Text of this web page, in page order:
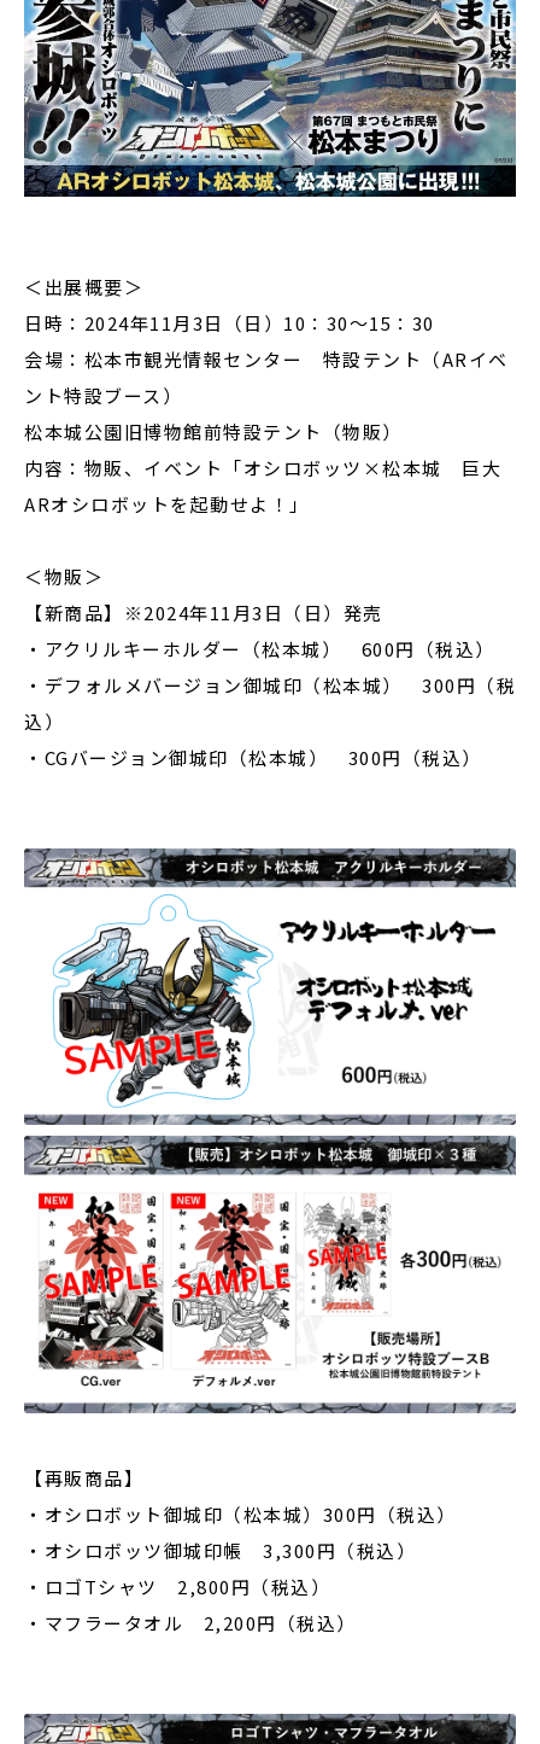
＜出展概要＞
日時：2024年11月3日（日）10：30～15：30
会場：松本市観光情報センター 特設テント（ARイベ
ント特設ブース）
松本城公園旧博物館前特設テント（物販）
内容：物販、イベント「オシロボッツ×松本城 巨大
ARオシロボットを起動せよ！」
＜物販＞
【新商品】※2024年11月3日（日）発売
・アクリルキーホルダー（松本城） 600円（税込）
・デフォルメバージョン御城印（松本城） 300円（税
込）
・CGバージョン御城印（松本城） 300円（税込）
【再販商品】
・オシロボット御城印（松本城）300円（税込）
・オシロボッツ御城印帳 3,300円（税込）
・ロゴTシャツ 2,800円（税込）
・マフラータオル 2,200円（税込）